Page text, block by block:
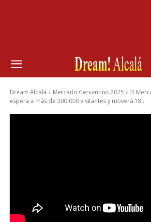
Dream Alcalá Mercado Cervantino 2025
El
espera a más de 300.000 visitantes y moverá 18...